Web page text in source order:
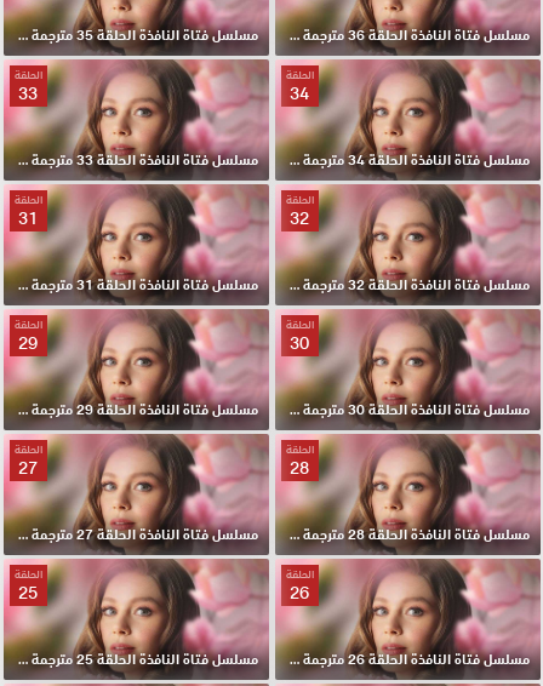
مسلسل فتاة النافذة الحلقة 36 مترجمة HD مسلسل فتاة النافذة الحلقة 35 مترجمة HD
الحلقة
34
مسلسل فتاة النافذة الحلقة 34 مترجمة HD
الحلقة
33
مسلسل فتاة النافذة الحلقة 33 مترجمة HD
الحلقة
32
مسلسل فتاة النافذة الحلقة 32 مترجمة HD
الحلقة
31
مسلسل فتاة النافذة الحلقة 31 مترجمة HD
الحلقة
30
مسلسل فتاة النافذة الحلقة 30 مترجمة HD
الحلقة
29
مسلسل فتاة النافذة الحلقة 29 مترجمة HD
الحلقة
28
مسلسل فتاة النافذة الحلقة 28 مترجمة HD
الحلقة
27
مسلسل فتاة النافذة الحلقة 27 مترجمة HD
الحلقة
26
مسلسل فتاة النافذة الحلقة 26 مترجمة HD
الحلقة
25
مسلسل فتاة النافذة الحلقة 25 مترجمة HD